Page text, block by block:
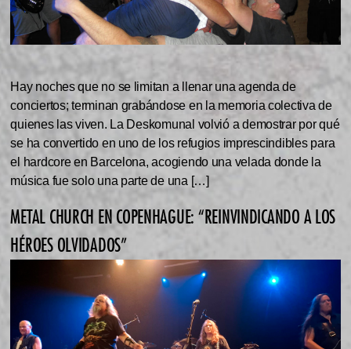
Hay noches que no se limitan a llenar una agenda de
conciertos; terminan grabándose en la memoria colectiva de
quienes las viven. La Deskomunal volvió a demostrar por qué
se ha convertido en uno de los refugios imprescindibles para
el hardcore en Barcelona, acogiendo una velada donde la
música fue solo una parte de una […]
METAL CHURCH EN COPENHAGUE: “REINVINDICANDO A LOS
HÉROES OLVIDADOS”